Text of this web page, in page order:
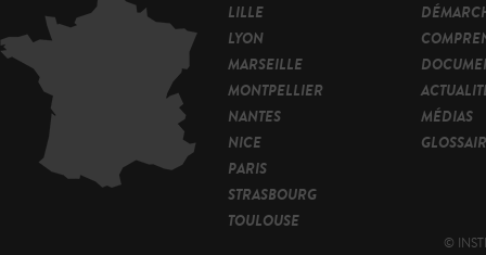
LILLE
LYON
MARSEILLE
MONTPELLIER
NANTES
NICE
PARIS
STRASBOURG
TOULOUSE
MÉDIAS
©